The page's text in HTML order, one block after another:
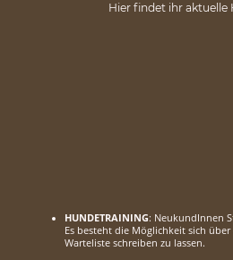
Hier findet ihr aktuelle
HUNDETRAINING: NeukundInnen
Es besteht die Möglichkeit sich
Warteliste schreiben zu lassen.